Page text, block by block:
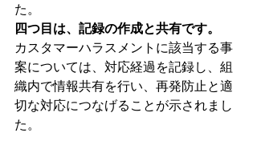
た。
四つ目は、記録の作成と共有です。
カスタマーハラスメントに該当する事
案については、対応経過を記録し、組
織内で情報共有を行い、再発防止と適
切な対応につなげることが示されまし
た。